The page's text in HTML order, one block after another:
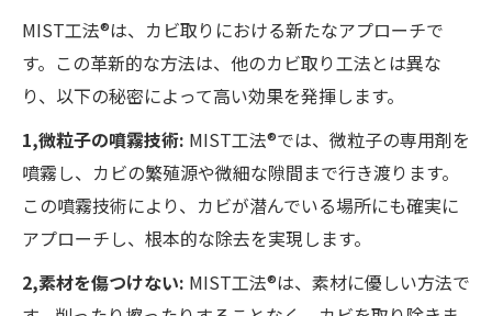
MIST工法®は、カビ取りにおける新たなアプローチで
す。この革新的な方法は、他のカビ取り工法とは異な
り、以下の秘密によって高い効果を発揮します。
1,微粒子の噴霧技術: MIST工法®では、微粒子の専用剤を
噴霧し、カビの繁殖源や微細な隙間まで行き渡ります。
この噴霧技術により、カビが潜んでいる場所にも確実に
アプローチし、根本的な除去を実現します。
2,素材を傷つけない: MIST工法®は、素材に優しい方法で